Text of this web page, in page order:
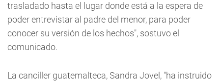
trasladado hasta el lugar donde está a la espera de
poder entrevistar al padre del menor, para poder
conocer su versión de los hechos", sostuvo el
comunicado.
La canciller guatemalteca, Sandra Jovel, "ha instruido